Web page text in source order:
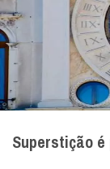
Superstição